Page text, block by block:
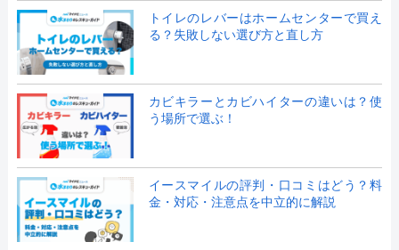
トイレのレバーはホームセンターで買え
る？失敗しない選び方と直し方
カビキラーとカビハイターの違いは？使
う場所で選ぶ！
イースマイルの評判・口コミはどう？料
金・対応・注意点を中立的に解説